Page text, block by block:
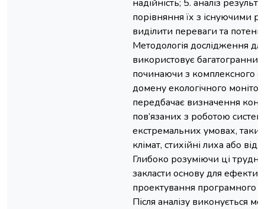
надійність; 5. аналіз
порівняння їх з існуючими
виділити переваги та
Методологія дослідження
використовує багатогранний
починаючи з комплексного
домену екологічного
передбачає визначення
пов’язаних з роботою
екстремальних умовах,
клімат, стихійні лиха або
Глибоко розуміючи ці
закласти основу для
проектування програмного
Після аналізу виконується